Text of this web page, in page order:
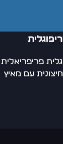
פריפריאלית
עם מאיץ